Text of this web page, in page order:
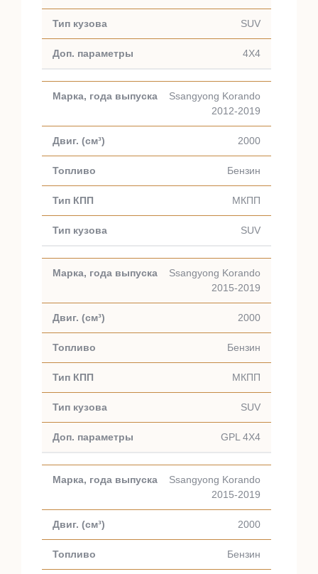
SUV
4X4
Ssangyong Korando
2012-2019
2000
Бензин
МКПП
SUV
Ssangyong Korando
2015-2019
2000
Бензин
МКПП
SUV
GPL 4X4
Ssangyong Korando
2015-2019
2000
Бензин